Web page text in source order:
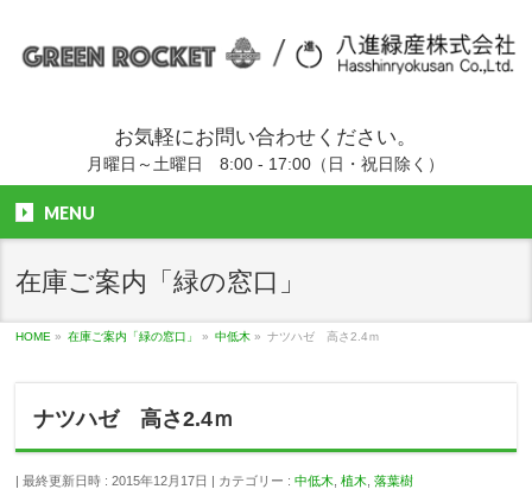
お気軽にお問い合わせください。
月曜日～土曜日 8:00 - 17:00（日・祝日除く）
MENU
在庫ご案内「緑の窓口」
HOME » 在庫ご案内「緑の窓口」 » 中低木 » ナツハゼ 高さ2.4ｍ
ナツハゼ 高さ2.4ｍ
最終更新日時 : 2015年12月17日 カテゴリー :中低木 ,植木 ,落葉樹